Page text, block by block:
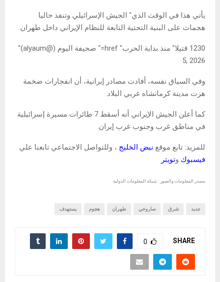
يأتي هذا في الوقت الذي" الجيش الإسرائيلي وتنفذ حاليا
هجمات على البنية التحتية التابعة للنظام الإيراني داخل طهران.
1230 قتيلا" منذ بداية الحرب" href=" صحيفة اليوم (@alyaum)"
5, 2026
وفي السياق نفسه، أفادت مصادر إيرانية، أن انفجارات ضخمة
هزت مدينة كرمانشاه غربي البلاد.
كما أعلن الجيش الإيراني أنه أسقط 7 طائرات مسيرة إسرائيلية
في مناطق غرب وجنوب غرب إيران.
للمزيد: تابع موقع نبض الخليج ، وللتواصل الاجتماعي تابعنا علي
فيسبوك وتويتر
مصدر المعلومات والصور : شبكة المعلومات الدولية
جديد شرق صاروخي طهران هجوم يستهدف
SHARE
0